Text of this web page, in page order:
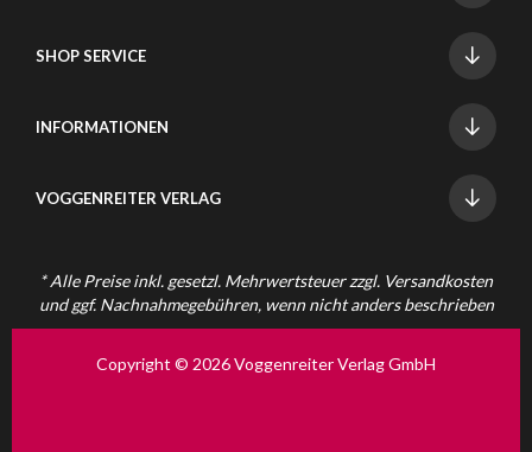
SHOP SERVICE
INFORMATIONEN
VOGGENREITER VERLAG
* Alle Preise inkl. gesetzl. Mehrwertsteuer zzgl. Versandkosten
und ggf. Nachnahmegebühren, wenn nicht anders beschrieben
Copyright © 2026 Voggenreiter Verlag GmbH